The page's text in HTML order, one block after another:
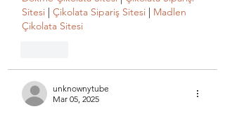
Sitesi | Çikolata Sipariş Sitesi | Madlen
Çikolata Sitesi
unknownytube
Mar 05, 2025